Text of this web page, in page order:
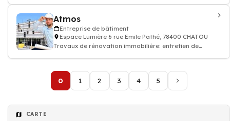
Atmos
Entreprise de bâtiment
Espace Lumière 6 rue Emile Pathé, 78400 CHATOU
Travaux de rénovation immobilière: entretien de
0 1 2 3 4 5
CARTE